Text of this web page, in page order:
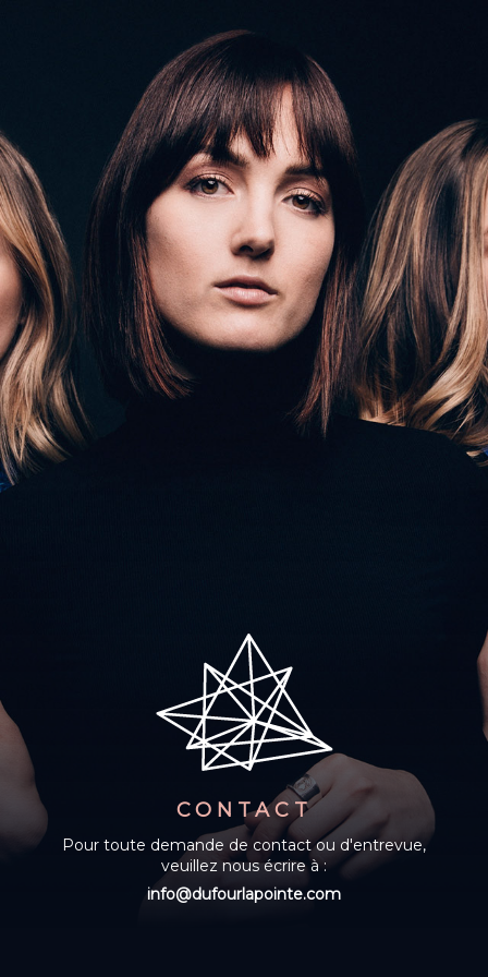
CONTACT
Pour toute demande de contact ou d'entrevue,
veuillez nous écrire à :
info@dufourlapointe.com